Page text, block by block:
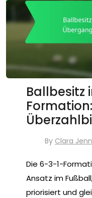
Ballbesitz
By Clara
Die 6-3-1-
Ansatz im
priorisiert und